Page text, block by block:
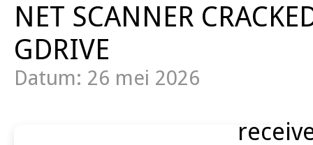
NET SCANNER
GDRIVE
Datum: 26 mei 2026